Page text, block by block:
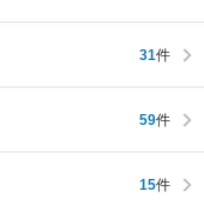
31件
59件
15件